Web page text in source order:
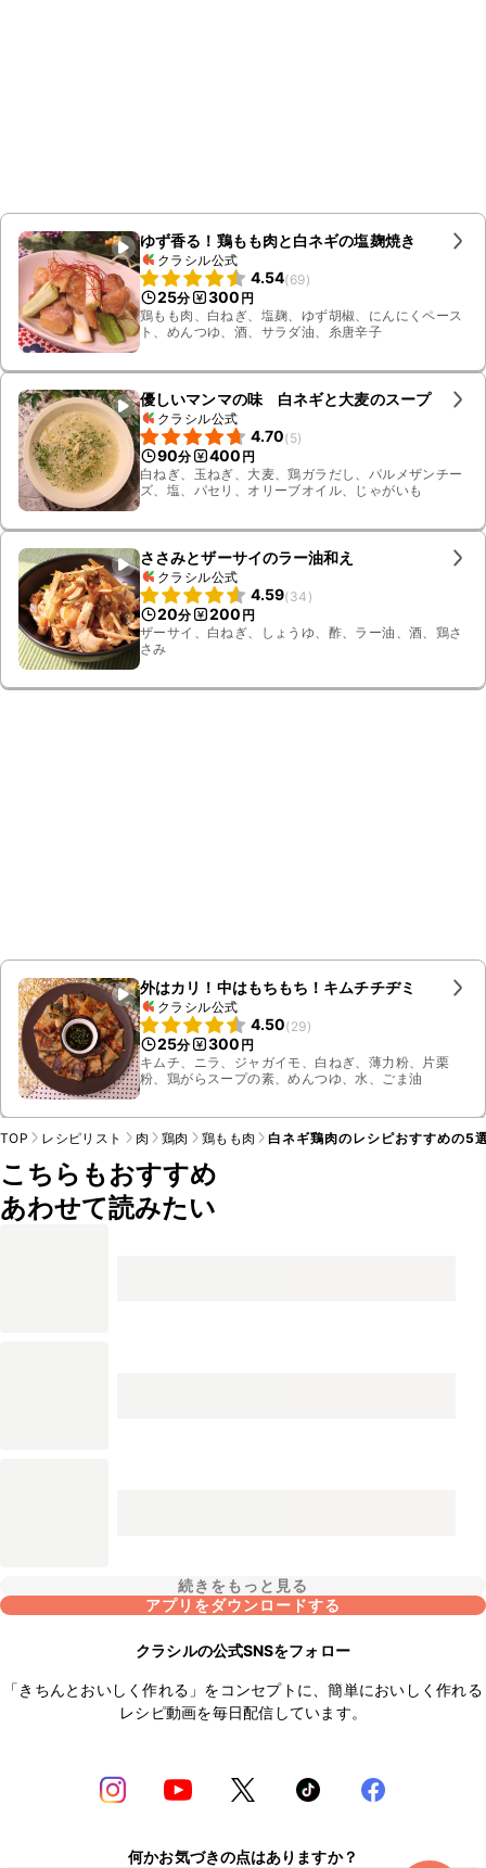
ゆず香る！鶏もも肉と白ネギの塩麹焼き
クラシル公式
4.54(69)
25分 300 円
鶏もも肉、白ねぎ、塩麹、ゆず胡椒、にんにくペース
ト、めんつゆ、酒、サラダ油、糸唐辛子
優しいマンマの味 白ネギと大麦のスープ
クラシル公式
4.70(5)
90分 400 円
白ねぎ、玉ねぎ、大麦、鶏ガラだし、パルメザンチー
ズ、塩、パセリ、オリーブオイル、じゃがいも
ささみとザーサイのラー油和え
クラシル公式
4.59(34 )
20分 200 円
ザーサイ、白ねぎ、しょうゆ、酢、ラー油、酒、鶏さ
さみ
外はカリ！中はもちもち！キムチチヂミ
クラシル公式
4.50(29)
25分 300 円
キムチ、ニラ、ジャガイモ、白ねぎ、薄力粉、片栗
粉、鶏がらスープの素、めんつゆ、水、ごま油
TOP レシピリスト 肉 鶏肉 鶏もも肉 白ネギ鶏肉のレシピおすすめの5
こちらもおすすめ
あわせて読みたい
続きをもっと見る
アプリをダウンロードする
クラシルの公式SNSをフォロー
「きちんとおいしく作れる」をコンセプトに、簡単においしく作れる
レシピ動画を毎日配信しています。
何かお気づきの点はありますか？